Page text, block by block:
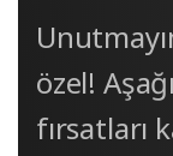
özel!
fırsatları